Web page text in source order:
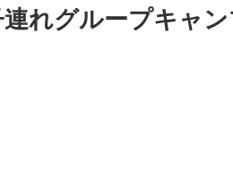
れグループキャ